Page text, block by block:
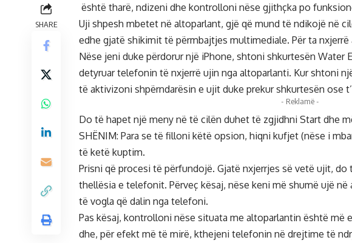
SHARE
është tharë, ndizeni dhe kontrolloni nëse gjithçka po
Uji shpesh mbetet në altoparlant, gjë që mund të ndikojë në
edhe gjatë shikimit të përmbajtjes multimediale. Për ta
Nëse jeni duke përdorur një iPhone, shtoni shkurtesën Water
detyruar telefonin të nxjerrë ujin nga altoparlanti. Kur shtoni
të aktivizoni shpërndarësin e ujit duke prekur shkurtesën ose
- Reklamë -
Do të hapet një meny në të cilën duhet të zgjidhni Start dhe
SHËNIM: Para se të filloni këtë opsion, hiqni kufjet (nëse i
të ketë kuptim.
Prisni që procesi të përfundojë. Gjatë nxjerrjes së vetë ujit,
thellësia e telefonit. Përveç kësaj, nëse keni më shumë ujë
të vogla që dalin nga telefoni.
Pas kësaj, kontrolloni nëse situata me altoparlantin është më
dhe, për efekt më të mirë, kthejeni telefonin në drejtime të